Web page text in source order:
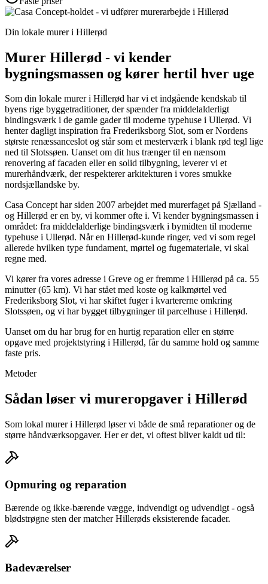
Din lokale murer i Hillerød
Murer Hillerød - vi kender
bygningsmassen og kører hertil hver uge
Som din lokale murer i Hillerød har vi et indgående kendskab til
byens rige byggetraditioner, der spænder fra middelalderligt
bindingsværk i de gamle gader til moderne typehuse i Ullerød. Vi
henter dagligt inspiration fra Frederiksborg Slot, som er Nordens
største renæssanceslot og står som et mesterværk i blank rød tegl lige
ned til Slotssøen. Uanset om dit hus trænger til en nænsom
renovering af facaden eller en solid tilbygning, leverer vi et
murerhåndværk, der respekterer arkitekturen i vores smukke
nordsjællandske by.
Casa Concept har siden 2007 arbejdet med murerfaget på Sjælland -
og Hillerød er en by, vi kommer ofte i. Vi kender bygningsmassen i
området: fra middelalderlige bindingsværk i bymidten til moderne
typehuse i Ullerød. Når en Hillerød-kunde ringer, ved vi som regel
allerede hvilken type fundament, mørtel og fugemateriale, vi skal
regne med.
Vi kører fra vores adresse i Greve og er fremme i Hillerød på ca. 55
minutter (65 km). Vi har stået med koste og kalkmørtel ved
Frederiksborg Slot, vi har skiftet fuger i kvartererne omkring
Slotssøen, og vi har bygget tilbygninger til parcelhuse i Hillerød.
Uanset om du har brug for en hurtig reparation eller en større
opgave med projektstyring i Hillerød, får du samme hold og samme
faste pris.
Metoder
Sådan løser vi mureropgaver i Hillerød
Som lokal murer i Hillerød løser vi både de små reparationer og de
større håndværksopgaver. Her er det, vi oftest bliver kaldt ud til:
Opmuring og reparation
Bærende og ikke-bærende vægge, indvendigt og udvendigt - også
blødstrøgne sten der matcher Hillerøds eksisterende facader.
Badeværelser